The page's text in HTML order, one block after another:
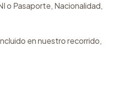
o Pasaporte, Nacionalidad,
en nuestro recorrido,